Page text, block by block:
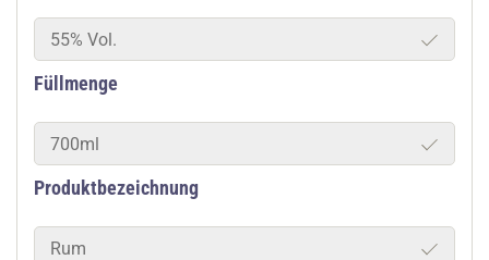
55% Vol.
Füllmenge
700ml
Produktbezeichnung
Rum